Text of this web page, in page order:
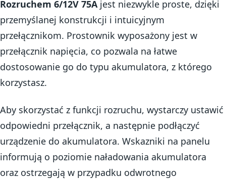
Rozruchem 6/12V 75Ajest niezwykle proste, dzięki
przemyślanej konstrukcji i intuicyjnym
przełącznikom. Prostownik wyposażony jest w
przełącznik napięcia, co pozwala na łatwe
dostosowanie go do typu akumulatora, z którego
korzystasz.
Aby skorzystać z funkcji rozruchu, wystarczy ustawić
odpowiedni przełącznik, a następnie podłączyć
urządzenie do akumulatora. Wskazniki na panelu
informują o poziomie naładowania akumulatora
oraz ostrzegają w przypadku odwrotnego